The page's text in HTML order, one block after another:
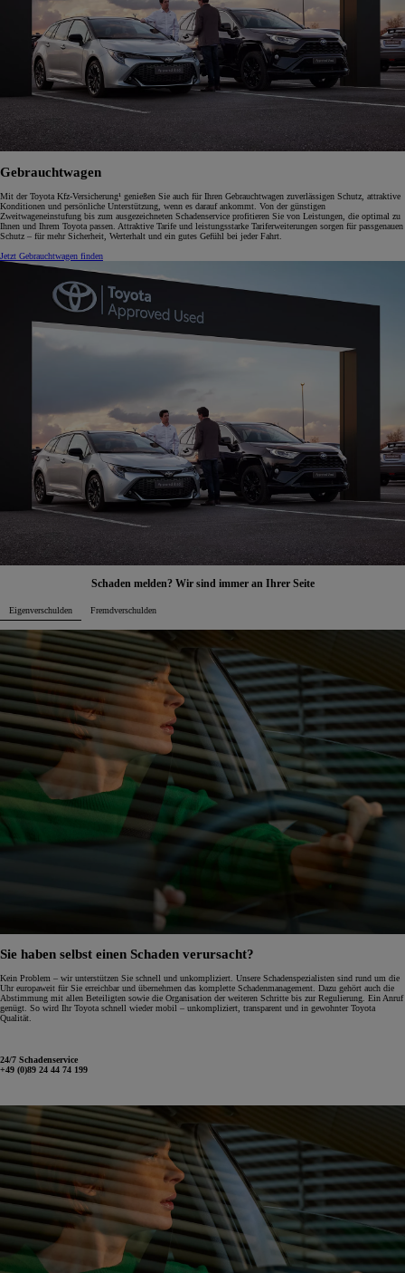
Gebrauchtwagen
Mit der Toyota Kfz-Versicherung¹ genießen Sie auch für Ihren Gebrauchtwagen zuverlässigen Schutz, attraktive
Konditionen und persönliche Unterstützung, wenn es darauf ankommt. Von der günstigen
Zweitwageneinstufung bis zum ausgezeichneten Schadenservice profitieren Sie von Leistungen, die optimal zu
Ihnen und Ihrem Toyota passen. Attraktive Tarife und leistungsstarke Tariferweiterungen sorgen für passgenauen
Schutz – für mehr Sicherheit, Werterhalt und ein gutes Gefühl bei jeder Fahrt.
Jetzt Gebrauchtwagen finden
Schaden melden? Wir sind immer an Ihrer Seite
Eigenverschulden Fremdverschulden
Sie haben selbst einen Schaden verursacht?
Kein Problem – wir unterstützen Sie schnell und unkompliziert. Unsere Schadenspezialisten sind rund um die
Uhr europaweit für Sie erreichbar und übernehmen das komplette Schadenmanagement. Dazu gehört auch die
Abstimmung mit allen Beteiligten sowie die Organisation der weiteren Schritte bis zur Regulierung. Ein Anruf
genügt. So wird Ihr Toyota schnell wieder mobil – unkompliziert, transparent und in gewohnter Toyota
Qualität.
24/7 Schadenservice
+49 (0)89 24 44 74 199